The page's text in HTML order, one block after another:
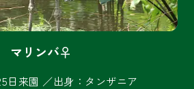
マリンバ♀
日来園 ／出身：タンザニア